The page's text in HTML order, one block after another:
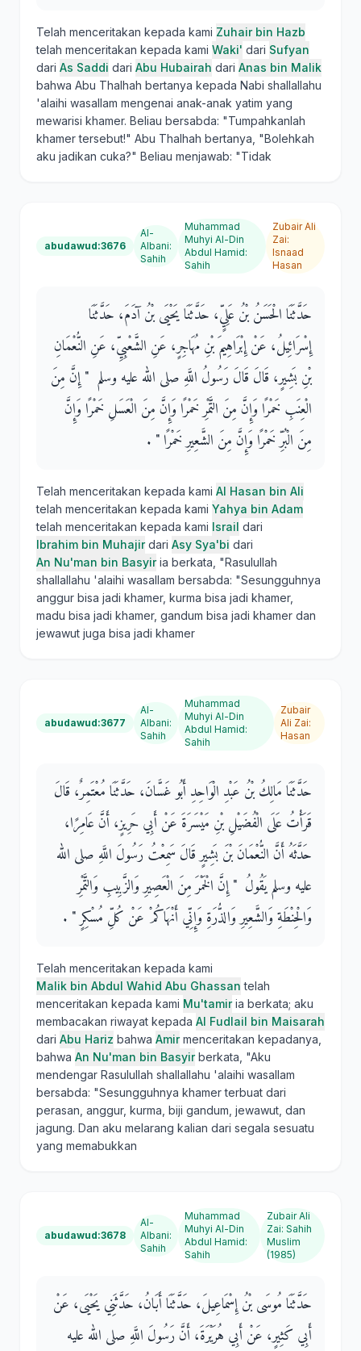
Telah menceritakan kepada kami Zuhair bin Hazb
telah menceritakan kepada kami Waki' dari Sufyan
dari As Saddi dari Abu Hubairah dari Anas bin Malik
bahwa Abu Thalhah bertanya kepada Nabi shallallahu
'alaihi wasallam mengenai anak-anak yatim yang
mewarisi khamer. Beliau bersabda: "Tumpahkanlah
khamer tersebut!" Abu Thalhah bertanya, "Bolehkah
aku jadikan cuka?" Beliau menjawab: "Tidak
abudawud:3676
Al-
Albani:
Sahih
Muhammad
Muhyi Al-Din
Abdul Hamid:
Sahih
Zubair Ali
Zai:
Isnaad
Hasan
حَدَّثَنَا الْحَسَنُ بْنُ عَلِيٍّ، حَدَّثَنَا يَحْيَى بْنُ آدَمَ، حَدَّثَنَا
إِسْرَائِيلُ، عَنْ إِبْرَاهِيمَ بْنِ مُهَاجِرٍ، عَنِ الشَّعْبِيِّ، عَنِ النُّعْمَانِ
بْنِ بَشِيرٍ، قَالَ قَالَ رَسُولُ اللَّهِ صلى الله عليه وسلم ‏ "‏ إِنَّ مِنَ
الْعِنَبِ خَمْرًا وَإِنَّ مِنَ التَّمْرِ خَمْرًا وَإِنَّ مِنَ الْعَسَلِ خَمْرًا وَإِنَّ
مِنَ الْبُرِّ خَمْرًا وَإِنَّ مِنَ الشَّعِيرِ خَمْرًا ‏"‏ ‏.‏
Telah menceritakan kepada kami Al Hasan bin Ali
telah menceritakan kepada kami Yahya bin Adam
telah menceritakan kepada kami Israil dari
Ibrahim bin Muhajirdari Asy Sya'bi dari
An Nu'man bin Basyiria berkata, "Rasulullah
shallallahu 'alaihi wasallam bersabda: "Sesungguhnya
anggur bisa jadi khamer, kurma bisa jadi khamer,
madu bisa jadi khamer, gandum bisa jadi khamer dan
jewawut juga bisa jadi khamer
abudawud:3677
Al-
Albani:
Sahih
Muhammad
Muhyi Al-Din
Abdul Hamid:
Sahih
Zubair
Ali Zai:
Hasan
حَدَّثَنَا مَالِكُ بْنُ عَبْدِ الْوَاحِدِ أَبُو غَسَّانَ، حَدَّثَنَا مُعْتَمِرٌ، قَالَ
قَرَأْتُ عَلَى الْفُضَيْلِ بْنِ مَيْسَرَةَ عَنْ أَبِي حَرِيزٍ، أَنَّ عَامِرًا،
حَدَّثَهُ أَنَّ النُّعْمَانَ بْنَ بَشِيرٍ قَالَ سَمِعْتُ رَسُولَ اللَّهِ صلى الله
عليه وسلم يَقُولُ ‏ "‏ إِنَّ الْخَمْرَ مِنَ الْعَصِيرِ وَالزَّبِيبِ وَالتَّمْرِ
وَالْحِنْطَةِ وَالشَّعِيرِ وَالذُّرَةِ وَإِنِّي أَنْهَاكُمْ عَنْ كُلِّ مُسْكِرٍ ‏"‏ ‏.‏
Telah menceritakan kepada kami
Malik bin Abdul Wahid Abu Ghassan telah
menceritakan kepada kami Mu'tamiria berkata; aku
membacakan riwayat kepada Al Fudlail bin Maisarah
dari Abu Hariz bahwa Amirmenceritakan kepadanya,
bahwa An Nu'man bin Basyirberkata, "Aku
mendengar Rasulullah shallallahu 'alaihi wasallam
bersabda: "Sesungguhnya khamer terbuat dari
perasan, anggur, kurma, biji gandum, jewawut, dan
jagung. Dan aku melarang kalian dari segala sesuatu
yang memabukkan
abudawud:3678
Al-
Albani:
Sahih
Muhammad
Muhyi Al-Din
Abdul Hamid:
Sahih
Zubair Ali
Zai: Sahih
Muslim
(1985)
حَدَّثَنَا مُوسَى بْنُ إِسْمَاعِيلَ، حَدَّثَنَا أَبَانُ، حَدَّثَنِي يَحْيَى، عَنْ
أَبِي كَثِيرٍ، عَنْ أَبِي هُرَيْرَةَ، أَنَّ رَسُولَ اللَّهِ صلى الله عليه